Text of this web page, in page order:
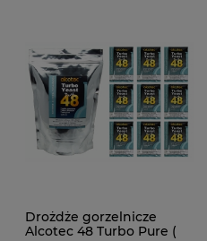
Drożdże gorzelnicze
Alcotec 48 Turbo Pure (